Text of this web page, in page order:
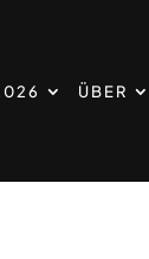
ÜBER